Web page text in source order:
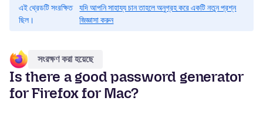
এই থ্রেডটি সংরক্ষিত
ছিল।
যদি আপনি সাহায্য চান তাহলে অনুগ্রহ করে একটি নতুন প্রশ্ন
জিজ্ঞাসা করুন
সংরক্ষণ করা হয়েছে
Is there a good password generator
for Firefox for Mac?